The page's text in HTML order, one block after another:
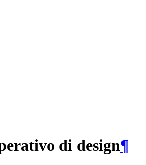
di design¶